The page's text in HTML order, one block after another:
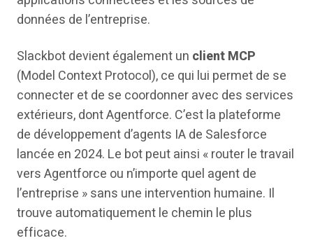
données de l’entreprise.
Slackbot devient également un client MCP
(Model Context Protocol), ce qui lui permet de se
connecter et de se coordonner avec des services
extérieurs, dont Agentforce. C’est la plateforme
de développement d’agents IA de Salesforce
lancée en 2024. Le bot peut ainsi « router le travail
vers Agentforce ou n’importe quel agent de
l’entreprise » sans une intervention humaine. Il
trouve automatiquement le chemin le plus
efficace.